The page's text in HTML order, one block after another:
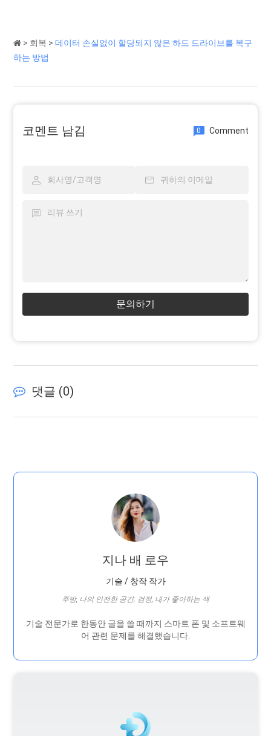
> 회복 >데이터 손실없이 할당되지 않은 하드 드라이브를 복구
하는 방법
코멘트 남김 0 Comment
문의하기
댓글 (0)
지나 배 로우
기술 / 창작 작가
주방, 나의 안전한 공간; 검정, 내가 좋아하는 색
기술 전문가로 한동안 글을 쓸 때까지 스마트 폰 및 소프트웨
어 관련 문제를 해결했습니다.